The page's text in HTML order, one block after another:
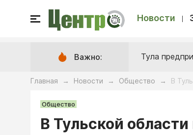
Новости
Важно: Тула
Главная → Новости → Общество → В
Общество
В Тульской